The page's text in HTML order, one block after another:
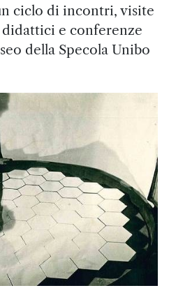
ciclo di incontri, visite
e conferenze
della Specola Unibo